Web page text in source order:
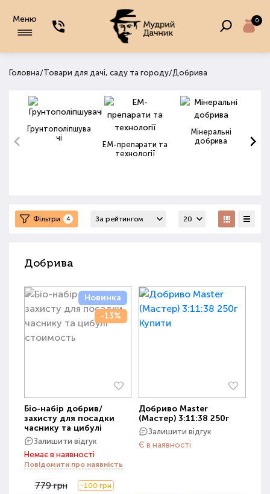
Меню 0
Головна/Товари для дачі, саду та городу/Добрива
Грунтополіпшува
чі
ЕМ-препарати та
технології
Мінеральні
добрива
Фільтри 4
Добрива
Новинка
-13%
Біо-набір добрив/
захисту для посадки
часнику та цибулі
Залишити відгук
Немає в наявності
Повідомити про наявність
779 грн -100 грн
Добриво Master
(Мастер) 3:11:38 250г
Залишити відгук
Є в наявності